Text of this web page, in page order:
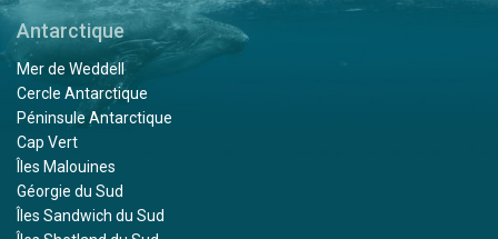
Antarctique
Mer de Weddell
Cercle Antarctique
Péninsule Antarctique
Cap Vert
Îles Malouines
Géorgie du Sud
Îles Sandwich du Sud